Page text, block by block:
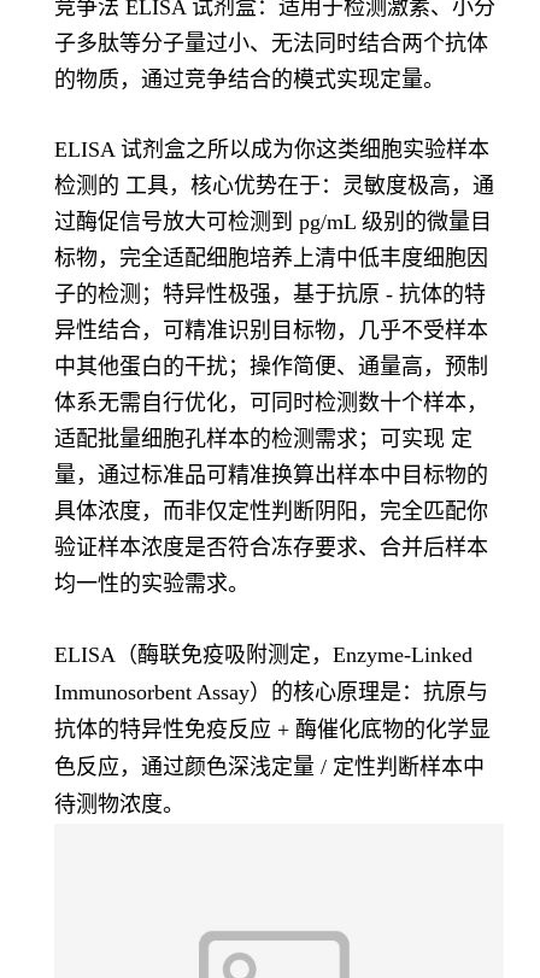
竞争法 ELISA 试剂盒：适用于检测激素、小分
子多肽等分子量过小、无法同时结合两个抗体
的物质，通过竞争结合的模式实现定量。
ELISA 试剂盒之所以成为你这类细胞实验样本
检测的 工具，核心优势在于：灵敏度极高，通
过酶促信号放大可检测到 pg/mL 级别的微量目
标物，完全适配细胞培养上清中低丰度细胞因
子的检测；特异性极强，基于抗原 - 抗体的特
异性结合，可精准识别目标物，几乎不受样本
中其他蛋白的干扰；操作简便、通量高，预制
体系无需自行优化，可同时检测数十个样本，
适配批量细胞孔样本的检测需求；可实现 定
量，通过标准品可精准换算出样本中目标物的
具体浓度，而非仅定性判断阴阳，完全匹配你
验证样本浓度是否符合冻存要求、合并后样本
均一性的实验需求。
ELISA（酶联免疫吸附测定，Enzyme-Linked
Immunosorbent Assay）的核心原理是： 抗原与
抗体的特异性免疫反应 + 酶催化底物的化学显
色反应 ，通过颜色深浅定量 / 定性判断样本中
待测物浓度。